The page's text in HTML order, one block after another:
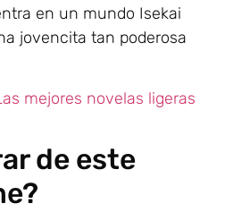
en un mundo Isekai
jovencita tan poderosa
mejores novelas ligeras
de este